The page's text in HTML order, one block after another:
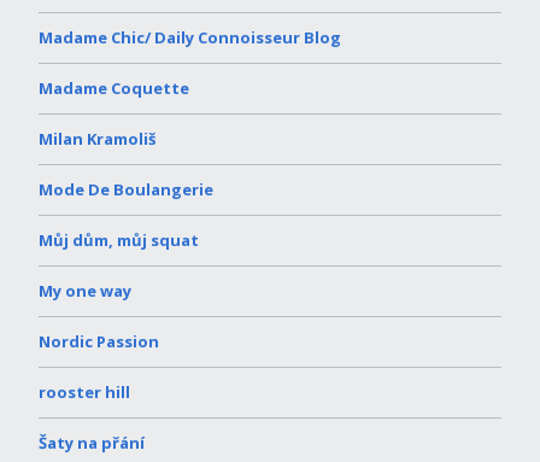
Madame Chic/ Daily Connoisseur Blog
Madame Coquette
Milan Kramoliš
Mode De Boulangerie
Můj dům, můj squat
My one way
Nordic Passion
rooster hill
Šaty na přání